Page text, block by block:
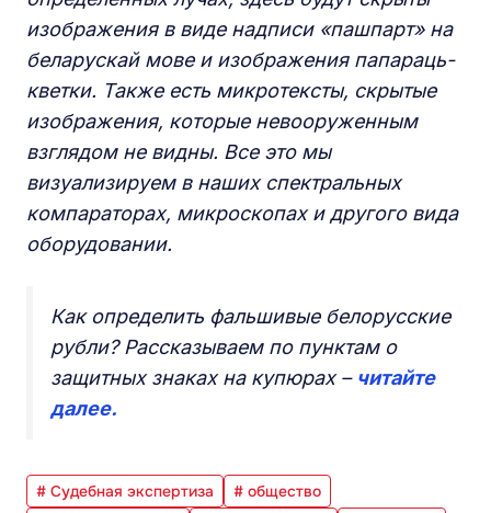
изображения в виде надписи «пашпарт» на
беларускай мове и изображения папараць-
кветки. Также есть микротексты, скрытые
изображения, которые невооруженным
взглядом не видны. Все это мы
визуализируем в наших спектральных
компараторах, микроскопах и другого вида
оборудовании.
Как определить фальшивые белорусские
рубли? Рассказываем по пунктам о
защитных знаках на купюрах – читайте
далее.
# Судебная экспертиза
# общество